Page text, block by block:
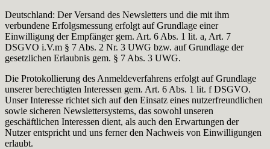
Deutschland: Der Versand des Newsletters und die mit ihm
verbundene Erfolgsmessung erfolgt auf Grundlage einer
Einwilligung der Empfänger gem. Art. 6 Abs. 1 lit. a, Art. 7
DSGVO i.V.m § 7 Abs. 2 Nr. 3 UWG bzw. auf Grundlage der
gesetzlichen Erlaubnis gem. § 7 Abs. 3 UWG.
Die Protokollierung des Anmeldeverfahrens erfolgt auf Grundlage
unserer berechtigten Interessen gem. Art. 6 Abs. 1 lit. f DSGVO.
Unser Interesse richtet sich auf den Einsatz eines nutzerfreundlichen
sowie sicheren Newslettersystems, das sowohl unseren
geschäftlichen Interessen dient, als auch den Erwartungen der
Nutzer entspricht und uns ferner den Nachweis von Einwilligungen
erlaubt.